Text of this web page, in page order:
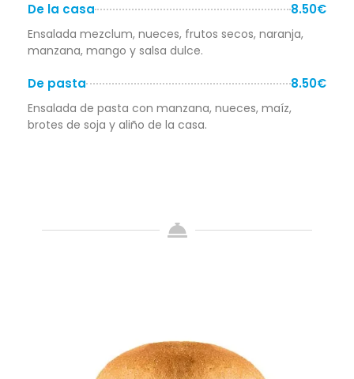
De la casa 8.50€
Ensalada mezclum, nueces, frutos secos, naranja,
manzana, mango y salsa dulce.
De pasta 8.50€
Ensalada de pasta con manzana, nueces, maíz,
brotes de soja y aliño de la casa.